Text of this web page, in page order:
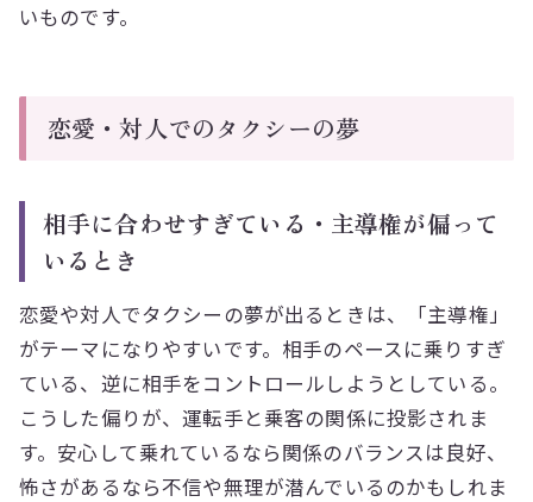
いものです。
恋愛・対人でのタクシーの夢
相手に合わせすぎている・主導権が偏って
いるとき
恋愛や対人でタクシーの夢が出るときは、「主導権」
がテーマになりやすいです。相手のペースに乗りすぎ
ている、逆に相手をコントロールしようとしている。
こうした偏りが、運転手と乗客の関係に投影されま
す。安心して乗れているなら関係のバランスは良好、
怖さがあるなら不信や無理が潜んでいるのかもしれま